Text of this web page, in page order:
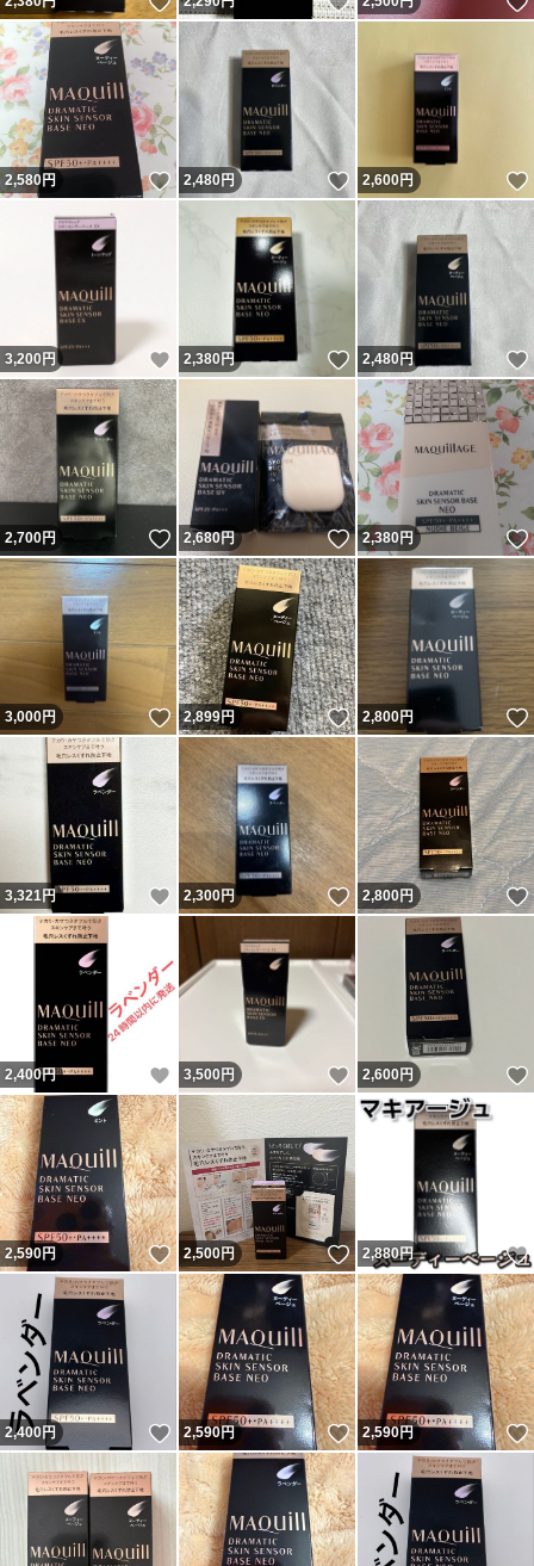
2,580円 いいね！
2,480円 いいね！
2,600円
3,200 円 いいね！
2,380円 いいね！
2,480円
2,700円 いいね！
2,680円 いいね！
2,380円
3,000円 いいね！
2,899円 いいね！
2,800円
3,321円 いいね！
2,300円 いいね！
2,800円
2,400円 いいね！
3,500円 いいね！
2,600円
2,590円 いいね！
2,500円 いいね！
2,880円
2,400円 いいね！
2,590円 いいね！
2,590円